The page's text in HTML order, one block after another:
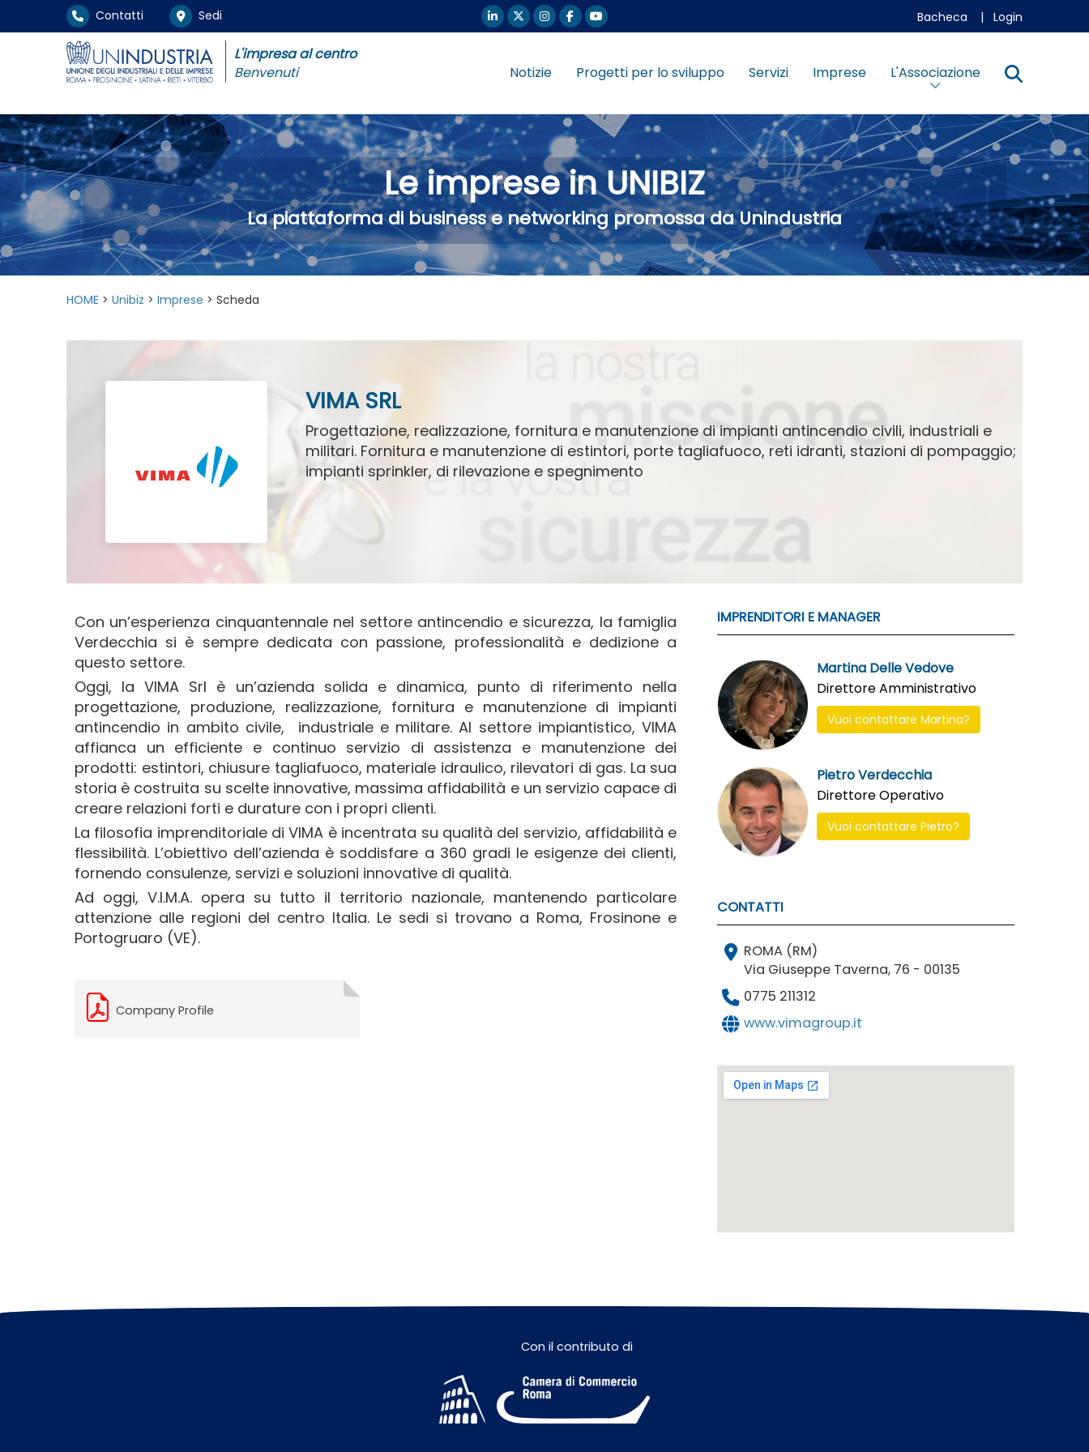
Contatti Sedi Bacheca | Login
L'impresa al centro
Benvenuti
Notizie Progetti per lo sviluppo Servizi Imprese L'Associazione
Le imprese in UNIBIZ
La piattaforma di business e networking promossa da Unindustria
HOME > Unibiz > Imprese > Scheda
VIMA SRL
Progettazione, realizzazione, fornitura e manutenzione di impianti antincendio civili, industriali e
militari. Fornitura e manutenzione di estintori, porte tagliafuoco, reti idranti, stazioni di pompaggio;
impianti sprinkler, di rilevazione e spegnimento
Con un’esperienza cinquantennale nel settore antincendio e sicurezza, la famiglia
Verdecchia si è sempre dedicata con passione, professionalità e dedizione a
questo settore.
Oggi, la VIMA Srl è un’azienda solida e dinamica, punto di riferimento nella
progettazione, produzione, realizzazione, fornitura e manutenzione di impianti
antincendio in ambito civile, industriale e militare. Al settore impiantistico, VIMA
affianca un efficiente e continuo servizio di assistenza e manutenzione dei
prodotti: estintori, chiusure tagliafuoco, materiale idraulico, rilevatori di gas. La sua
storia è costruita su scelte innovative, massima affidabilità e un servizio capace di
creare relazioni forti e durature con i propri clienti.
La filosofia imprenditoriale di VIMA è incentrata su qualità del servizio, affidabilità e
flessibilità. L’obiettivo dell’azienda è soddisfare a 360 gradi le esigenze dei clienti,
fornendo consulenze, servizi e soluzioni innovative di qualità.
Ad oggi, V.I.M.A. opera su tutto il territorio nazionale, mantenendo particolare
attenzione alle regioni del centro Italia. Le sedi si trovano a Roma, Frosinone e
Portogruaro (VE).
Company Profile
IMPRENDITORI E MANAGER
Martina Delle Vedove
Direttore Amministrativo
Vuoi contattare Martina?
Pietro Verdecchia
Direttore Operativo
Vuoi contattare Pietro?
CONTATTI
ROMA (RM)
Via Giuseppe Taverna, 76 - 00135
0775 211312
www.vimagroup.it
Con il contributo di